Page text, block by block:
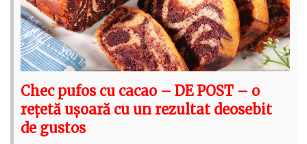
Chec pufos cu cacao – DE POST – o
rețetă ușoară cu un rezultat deosebit
de gustos